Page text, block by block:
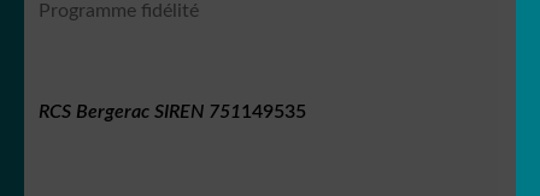
Programme fidélité
RCS Bergerac SIREN 751149535